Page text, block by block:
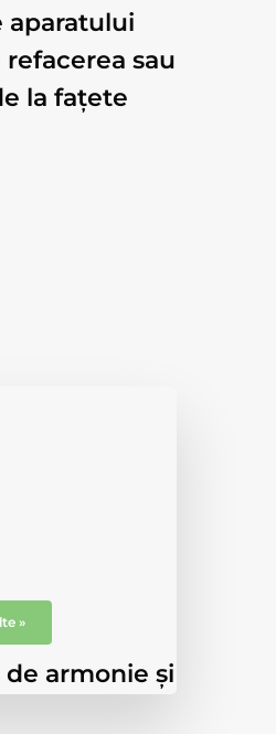
aparatului
sau
la fațete
»
armonie și